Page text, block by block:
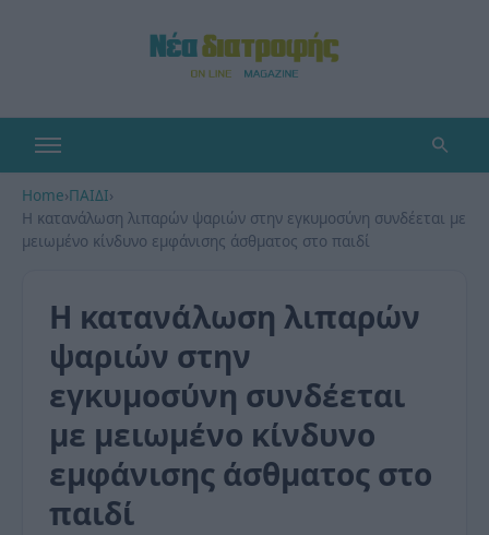
Home›ΠΑΙΔΙ›
Η κατανάλωση λιπαρών ψαριών στην εγκυμοσύνη συνδέεται με
μειωμένο κίνδυνο εμφάνισης άσθματος στο παιδί
Η κατανάλωση λιπαρών
ψαριών στην
εγκυμοσύνη συνδέεται
με μειωμένο κίνδυνο
εμφάνισης άσθματος στο
παιδί